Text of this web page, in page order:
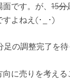
です。が、 15分
すよねえ(･_･)
の調整完了を
に売りを考え